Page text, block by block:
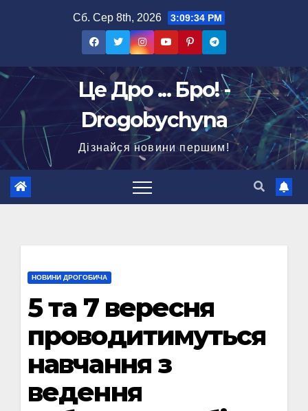
Сб. Сер 8th, 2026 3:09:35 PM
Це Дро ... Бро! -
Drogobychyna
Дізнайся новини першим!
НОВИНИ ДРОГОБИЧА
5 та 7 вересня
проводитимуться
навчання з
ведення